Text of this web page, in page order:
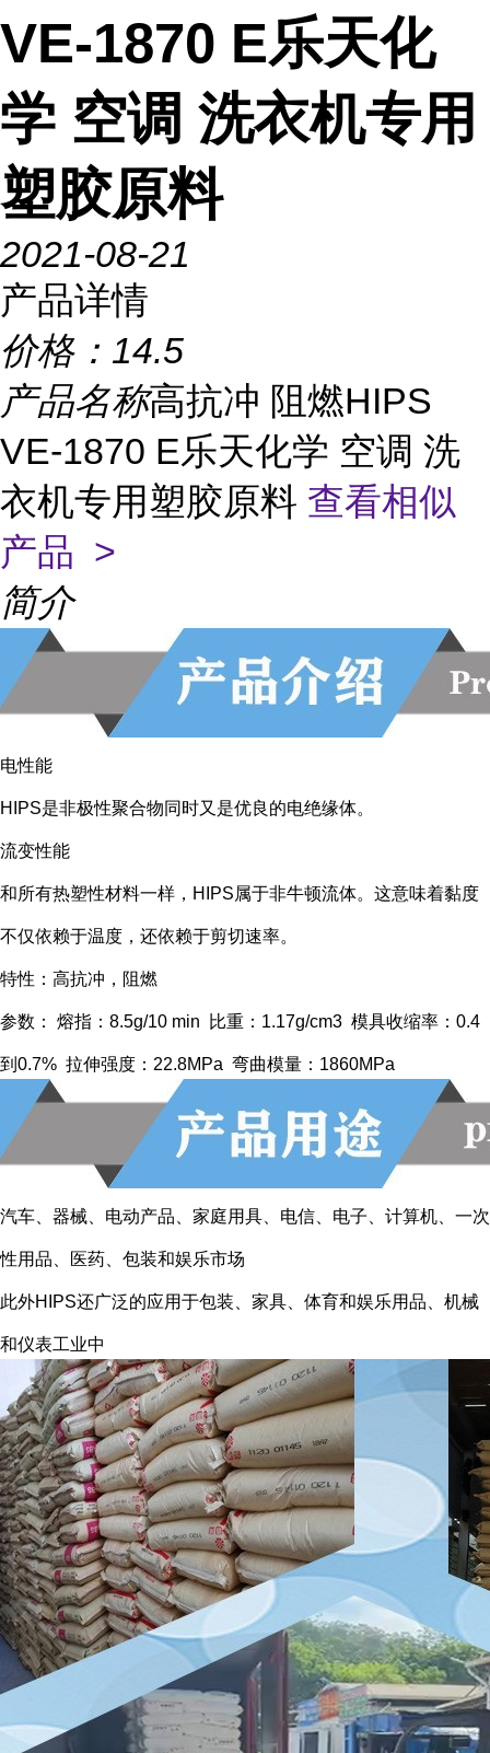
VE-1870 E乐天化
学 空调 洗衣机专用
塑胶原料
2021-08-21
产品详情
价格： 14.5
产品名称高抗冲 阻燃HIPS
VE-1870 E乐天化学 空调 洗
衣机专用塑胶原料 查看相似
产品 >
简介
电性能
HIPS是非极性聚合物同时又是优良的电绝缘体。
流变性能
和所有热塑性材料一样，HIPS属于非牛顿流体。这意味着黏度
不仅依赖于温度，还依赖于剪切速率。
特性：高抗冲，阻燃
参数： 熔指：8.5g/10 min 比重：1.17g/cm3 模具收缩率：0.4
到0.7% 拉伸强度：22.8MPa 弯曲模量：1860MPa
汽车、器械、电动产品、家庭用具、电信、电子、计算机、一次
性用品、医药、包装和娱乐市场
此外HIPS还广泛的应用于包装、家具、体育和娱乐用品、机械
和仪表工业中